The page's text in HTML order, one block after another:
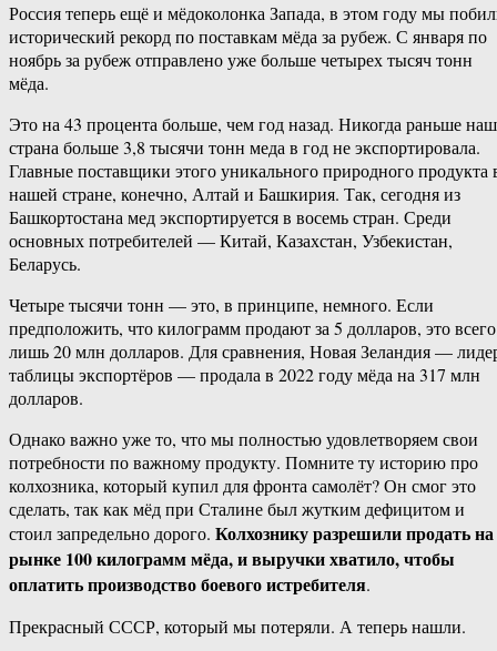
Россия теперь ещё и мёдоколонка Запада, в этом году мы
исторический рекорд по поставкам мёда за рубеж. С января по
ноябрь за рубеж отправлено уже больше четырех тысяч тонн
мёда.
Это на 43 процента больше, чем год назад. Никогда раньше
страна больше 3,8 тысячи тонн меда в год не экспортировала.
Главные поставщики этого уникального природного продукта
нашей стране, конечно, Алтай и Башкирия. Так, сегодня из
Башкортостана мед экспортируется в восемь стран. Среди
основных потребителей — Китай, Казахстан, Узбекистан,
Беларусь.
Четыре тысячи тонн — это, в принципе, немного. Если
предположить, что килограмм продают за 5 долларов, это всего
лишь 20 млн долларов. Для сравнения, Новая Зеландия —
таблицы экспортёров — продала в 2022 году мёда на 317 млн
долларов.
Однако важно уже то, что мы полностью удовлетворяем свои
потребности по важному продукту. Помните ту историю про
колхозника, который купил для фронта самолёт? Он смог это
сделать, так как мёд при Сталине был жутким дефицитом и
стоил запредельно дорого. Колхознику разрешили продать на
рынке 100 килограмм мёда, и выручки хватило, чтобы
оплатить производство боевого истребителя.
Прекрасный СССР, который мы потеряли. А теперь нашли.